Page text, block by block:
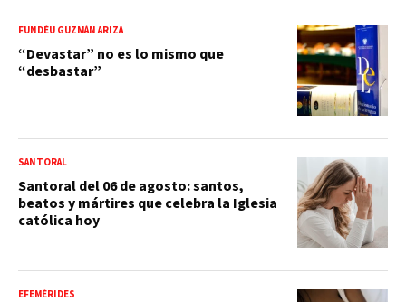
FUNDÉU GUZMÁN ARIZA
“Devastar” no es lo mismo que
“desbastar”
SANTORAL
Santoral del 06 de agosto: santos,
beatos y mártires que celebra la Iglesia
católica hoy
EFEMÉRIDES